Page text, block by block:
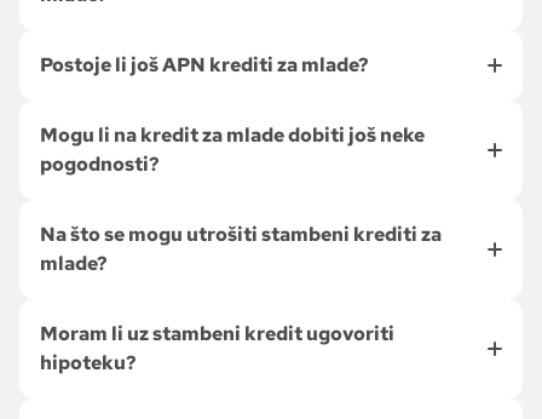
Postoje li još APN krediti za mlade?
Mogu li na kredit za mlade dobiti još neke
pogodnosti?
Na što se mogu utrošiti stambeni krediti za
mlade?
Moram li uz stambeni kredit ugovoriti
hipoteku?